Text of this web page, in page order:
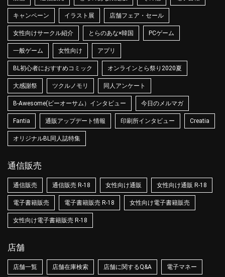
キャンペーン イラスト展 店舗フェア・セール
女性向けサークル紹介 とらのあな×韓国 PCゲーム
一般ゲーム 女性向け アプリ
BL初心者におすすめコミック オンラインとら祭り2020夏
大感謝祭 ツクルノモリ 同人アンケート
B-Awesome(ビーオーサム）インタビュー 今日のメルマガ
Fantia 通販アップデート情報 印刷所インタビュー Creatia
オリジナルBL同人誌特集
通信販売
通信販売 通信販売 R-18 女性向け通販 女性向け通販 R-18
電子書籍販売 電子書籍販売 R-18 女性向け電子書籍販売
女性向け電子書籍販売 R-18
店舗
店舗一覧 店舗在庫検索 店舗に関するQ&A 電子マネー